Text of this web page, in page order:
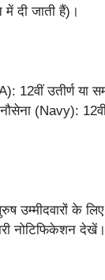
दी जाती हैं)।
12वीं उतीर्ण या
(Navy): 12वीं
के लिए
नोटिफिकेशन देखें।